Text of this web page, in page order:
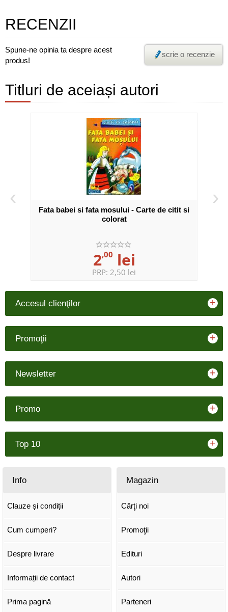
RECENZII
Spune-ne opinia ta despre acest
produs!
scrie o recenzie
Titluri de aceiași autori
‹
Fata babei si fata mosului - Carte de citit si
colorat
2,00 lei
PRP: 2,50 lei
›
Accesul clienţilor +
Promoţii +
Newsletter +
Promo +
Top 10 +
Info
Clauze și condiții
Cum cumperi?
Despre livrare
Informații de contact
Prima pagină
Magazin
Cărţi noi
Promoţii
Edituri
Autori
Parteneri